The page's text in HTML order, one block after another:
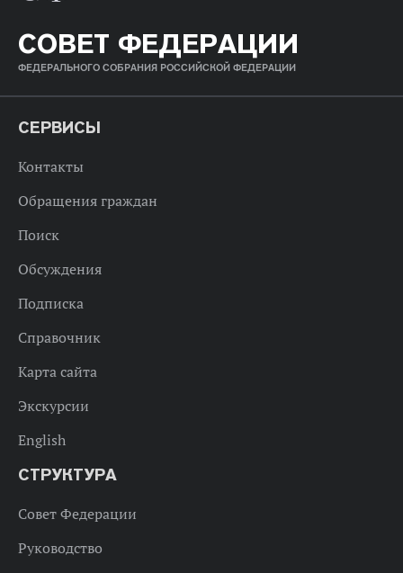
СОВЕТ ФЕДЕРАЦИИ
ФЕДЕРАЛЬНОГО СОБРАНИЯ РОССИЙСКОЙ ФЕДЕРАЦИИ
СЕРВИСЫ
Контакты
Обращения граждан
Поиск
Обсуждения
Подписка
Справочник
Карта сайта
Экскурсии
English
СТРУКТУРА
Совет Федерации
Руководство